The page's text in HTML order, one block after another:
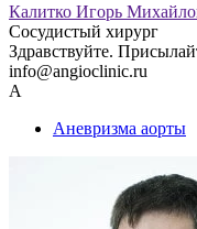
Калитко Игорь
Сосудистый хирург
Здравствуйте.
info@angioclinic.ru
А
Аневризма аорты